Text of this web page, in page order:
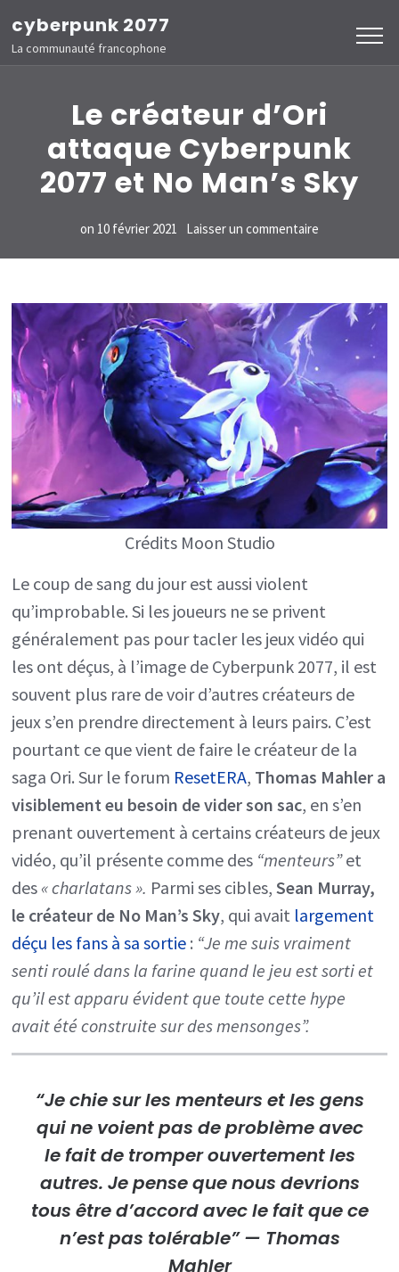
au
contenu
cyberpunk 2077
La communauté francophone
Le créateur d’Ori
attaque Cyberpunk
2077 et No Man’s Sky
on 10 février 2021 Laisser un commentaire
Le
d’Ori
attaque
Cyberpunk
2077
et
No
Man’s
Sky
Crédits Moon Studio
Le coup de sang du jour est aussi violent
qu’improbable. Si les joueurs ne se privent
généralement pas pour tacler les jeux vidéo qui
les ont déçus, à l’image de Cyberpunk 2077, il est
souvent plus rare de voir d’autres créateurs de
jeux s’en prendre directement à leurs pairs. C’est
pourtant ce que vient de faire le créateur de la
saga Ori. Sur le forum ResetERA, Thomas Mahler a
visiblement eu besoin de vider son sac, en s’en
prenant ouvertement à certains créateurs de jeux
vidéo, qu’il présente comme des “menteurs”et
des « charlatans ». Parmi ses cibles,Sean Murray,
le créateur de No Man’s Sky, qui avait largement
déçu les fans à sa sortie : “Je me suis vraiment
senti roulé dans la farine quand le jeu est sorti et
qu’il est apparu évident que toute cette hype
avait été construite sur des mensonges”.
“Je chie sur les menteurs et les gens
qui ne voient pas de problème avec
le fait de tromper ouvertement les
autres. Je pense que nous devrions
tous être d’accord avec le fait que ce
n’est pas tolérable”— Thomas
Mahler